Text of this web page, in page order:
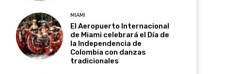
MIAMI
El Aeropuerto Internacional
de Miami celebrará el Día de
la Independencia de
Colombia con danzas
tradicionales